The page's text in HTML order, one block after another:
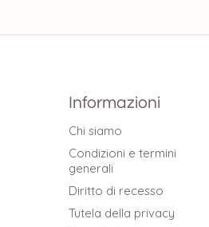
Informazioni
Chi siamo
Condizioni e termini
generali
Diritto di recesso
Tutela della privacy